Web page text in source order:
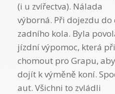
(i u zvířectva). Nálada
výborná. Při dojezdu
zadního kola. Byla
jízdní výpomoc, která
chomout pro Grapu,
dojít k výměně koní.
aut. Všichni to zvládli